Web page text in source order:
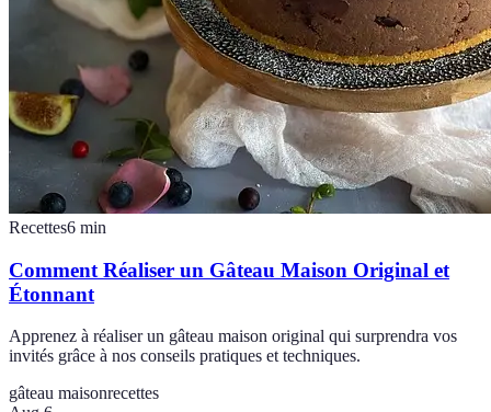
Recettes6 min
Comment Réaliser un Gâteau Maison Original et
Étonnant
Apprenez à réaliser un gâteau maison original qui surprendra vos
invités grâce à nos conseils pratiques et techniques.
gâteau maisonrecettes